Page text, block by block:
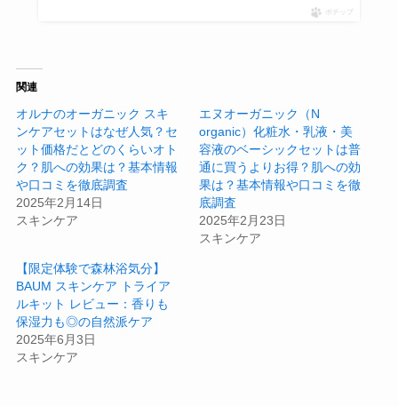
ポチップ
関連
オルナのオーガニック スキ
ンケアセットはなぜ人気？セ
ット価格だとどのくらいオト
ク？肌への効果は？基本情報
や口コミを徹底調査
2025年2月14日
スキンケア
エヌオーガニック（N
organic）化粧水・乳液・美
容液のベーシックセットは普
通に買うよりお得？肌への効
果は？基本情報や口コミを徹
底調査
2025年2月23日
スキンケア
【限定体験で森林浴気分】
BAUM スキンケア トライア
ルキット レビュー：香りも
保湿力も◎の自然派ケア
2025年6月3日
スキンケア